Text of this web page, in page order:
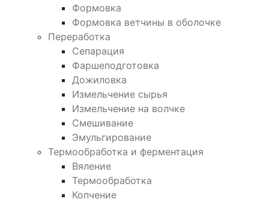
Формовка
Формовка ветчины в оболочке
Переработка
Сепарация
Фаршеподготовка
Дожиловка
Измельчение сырья
Измельчение на волчке
Смешивание
Эмульгирование
Термообработка и ферментация
Вяление
Термообработка
Копчение